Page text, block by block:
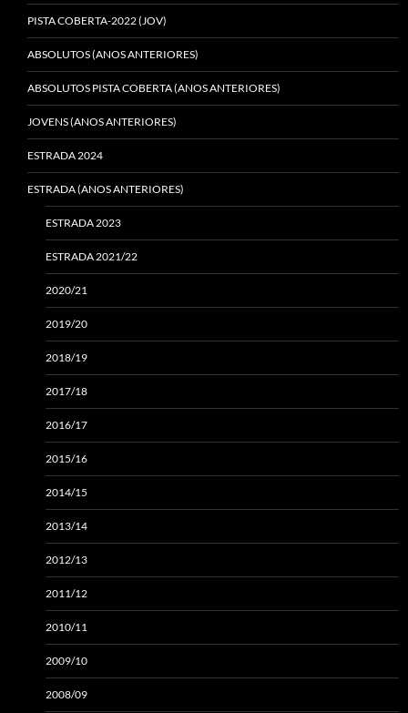
PISTA COBERTA-2022 (JOV)
ABSOLUTOS (ANOS ANTERIORES)
ABSOLUTOS PISTA COBERTA (ANOS ANTERIORES)
JOVENS (ANOS ANTERIORES)
ESTRADA 2024
ESTRADA (ANOS ANTERIORES)
ESTRADA 2023
ESTRADA 2021/22
2020/21
2019/20
2018/19
2017/18
2016/17
2015/16
2014/15
2013/14
2012/13
2011/12
2010/11
2009/10
2008/09